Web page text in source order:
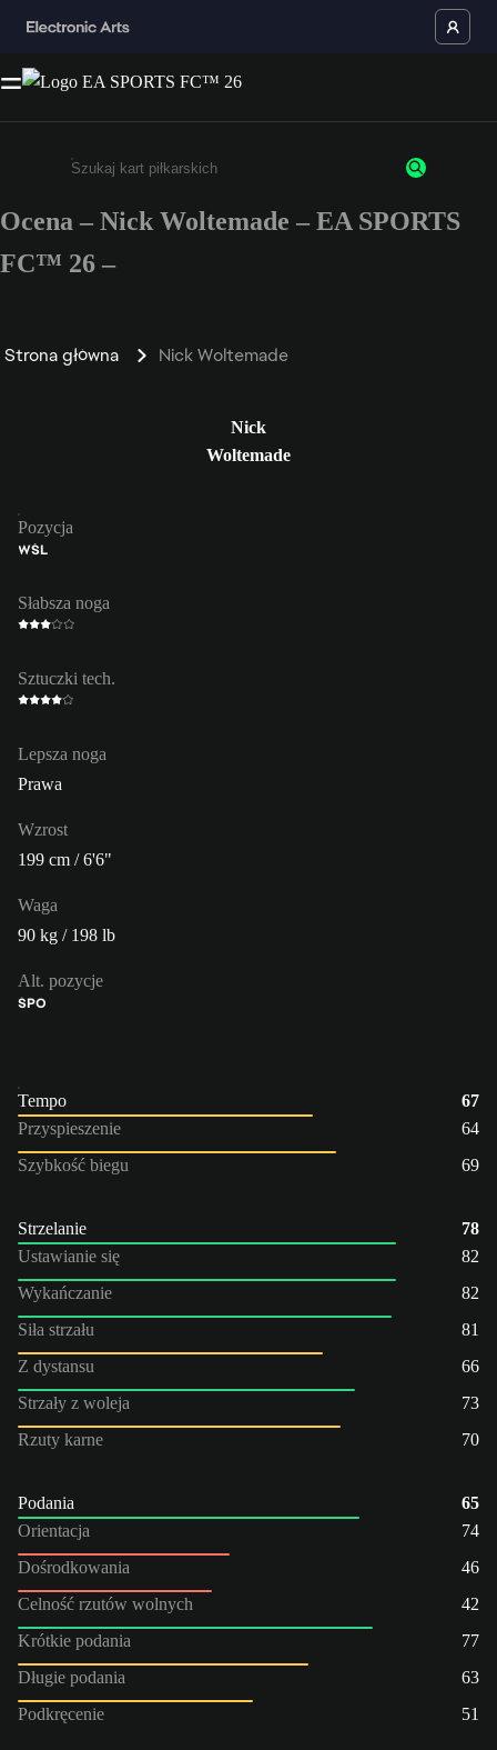
Wpisz co najmniej 3 znaki lub cyfry.
Ocena – Nick Woltemade – EA SPORTS
FC™ 26 –
Strona główna Nick Woltemade
Nick
Woltemade
Pozycja
WŚL
Słabsza noga
Sztuczki tech.
Lepsza noga
Prawa
Wzrost
199 cm / 6'6"
Waga
90 kg / 198 lb
Alt. pozycje
ŚPO
Tempo
67
Przyspieszenie
64
Szybkość biegu
69
Strzelanie
78
Ustawianie się
82
Wykańczanie
82
Siła strzału
81
Z dystansu
66
Strzały z woleja
73
Rzuty karne
70
Podania
65
Orientacja
74
Dośrodkowania
46
Celność rzutów wolnych
42
Krótkie podania
77
Długie podania
63
Podkręcenie
51